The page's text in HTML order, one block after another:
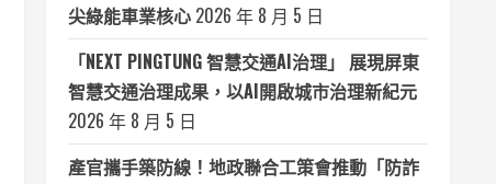
尖綠能車業核心 2026 年 8 月 5 日
「NEXT PINGTUNG 智慧交通AI治理」 展現屏東
智慧交通治理成果，以AI開啟城市治理新紀元
2026 年 8 月 5 日
產官攜手築防線！地政聯合工策會推動「防詐